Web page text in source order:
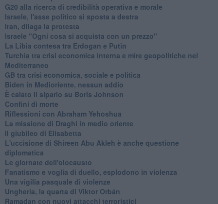
G20 alla ricerca di credibilità operativa e morale
Israele, l'asse politico si sposta a destra
Iran, dilaga la protesta
Israele "Ogni cosa si acquista con un prezzo"
La Libia contesa tra Erdogan e Putin
Turchia tra crisi economica interna e mire geopolitiche nel
Mediterraneo
GB tra crisi economica, sociale e politica
Biden in Medioriente, nessun addio
È calato il sipario su Boris Johnson
Confini di morte
Riflessioni con Abraham Yehoshua
La missione di Draghi in medio oriente
Il giubileo di Elisabetta
L'uccisione di Shireen Abu Akleh è anche questione
diplomatica
Le giornate dell'olocausto
Fanatismo e voglia di duello, esplodono in violenza
Una vigilia pasquale di violenze
Ungheria, la quarta di Viktor Orbán
Ramadan con nuovi attacchi terroristici